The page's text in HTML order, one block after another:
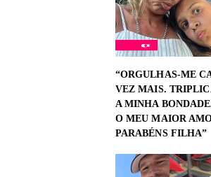
“ORGULHAS-ME
VEZ MAIS.
A MINHA
O MEU MAIOR
PARABÉNS FILHA”